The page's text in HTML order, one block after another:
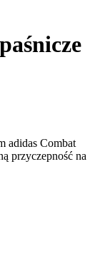
adidas Combat
przyczepność na